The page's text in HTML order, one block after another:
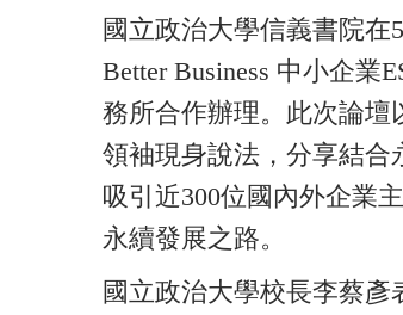
國立政治大學信義書院
Better Business 中小企業
務所合作辦理。此次論壇
領袖現身說法，分享結合
吸引近300位國內外企業
永續發展之路。
國立政治大學校長李蔡